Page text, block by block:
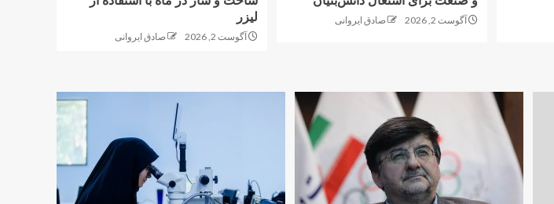
آگوست 2, 2026 صادق ایروانی
لیزر
آگوست 2, 2026 صادق ایروانی